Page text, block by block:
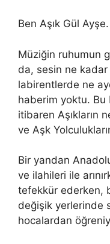
Ben Aşık Gül Ayşe.
Müziğin ruhumun
da, sesin ne kadar
labirentlerde ne
haberim yoktu. Bu
itibaren Aşıkların
ve Aşk
Bir yandan
ve ilahileri ile
tefekkür ederken,
değişik yerlerinde
hocalardan